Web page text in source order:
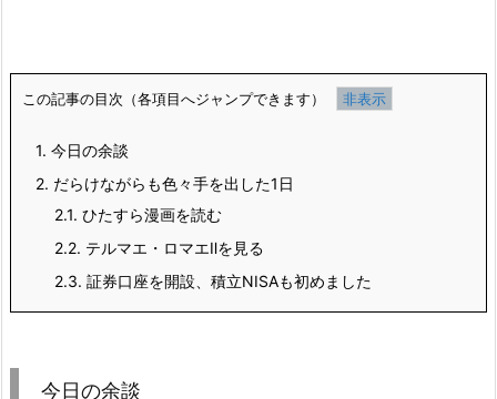
この記事の目次（各項目へジャンプできます）
1. 今日の余談
2. だらけながらも色々手を出した1日
2.1. ひたすら漫画を読む
2.2. テルマエ・ロマエⅡを見る
2.3. 証券口座を開設、積立NISAも初めました
今日の余談